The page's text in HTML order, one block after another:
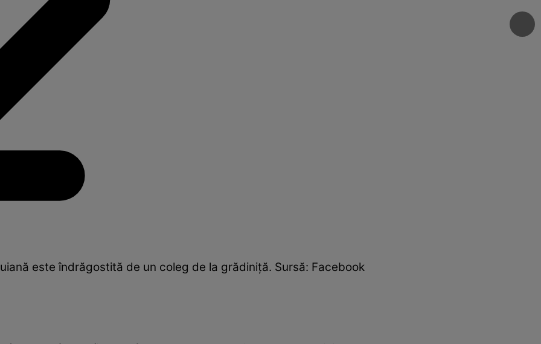
este îndrăgostită de un coleg de la grădiniță. Sursă: Facebook